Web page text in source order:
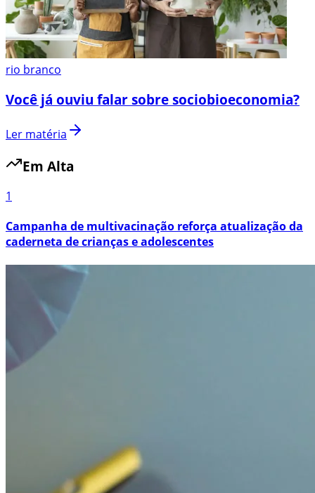
rio branco
Você já ouviu falar sobre sociobioeconomia?
Ler matéria
Em Alta
1
Campanha de multivacinação reforça atualização da
caderneta de crianças e adolescentes